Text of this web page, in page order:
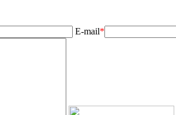
E-mail*